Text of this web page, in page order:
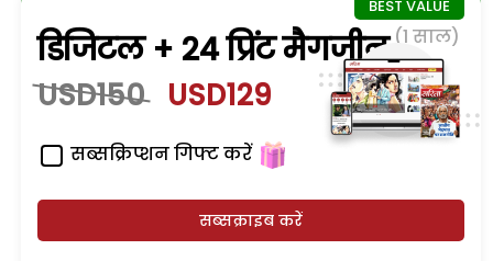
डिजिटल + 24 प्रिंट मैगजीन (1 साल)
USD150 USD129
सब्सक्रिप्शन गिफ्ट करें
सब्सक्राइब करें